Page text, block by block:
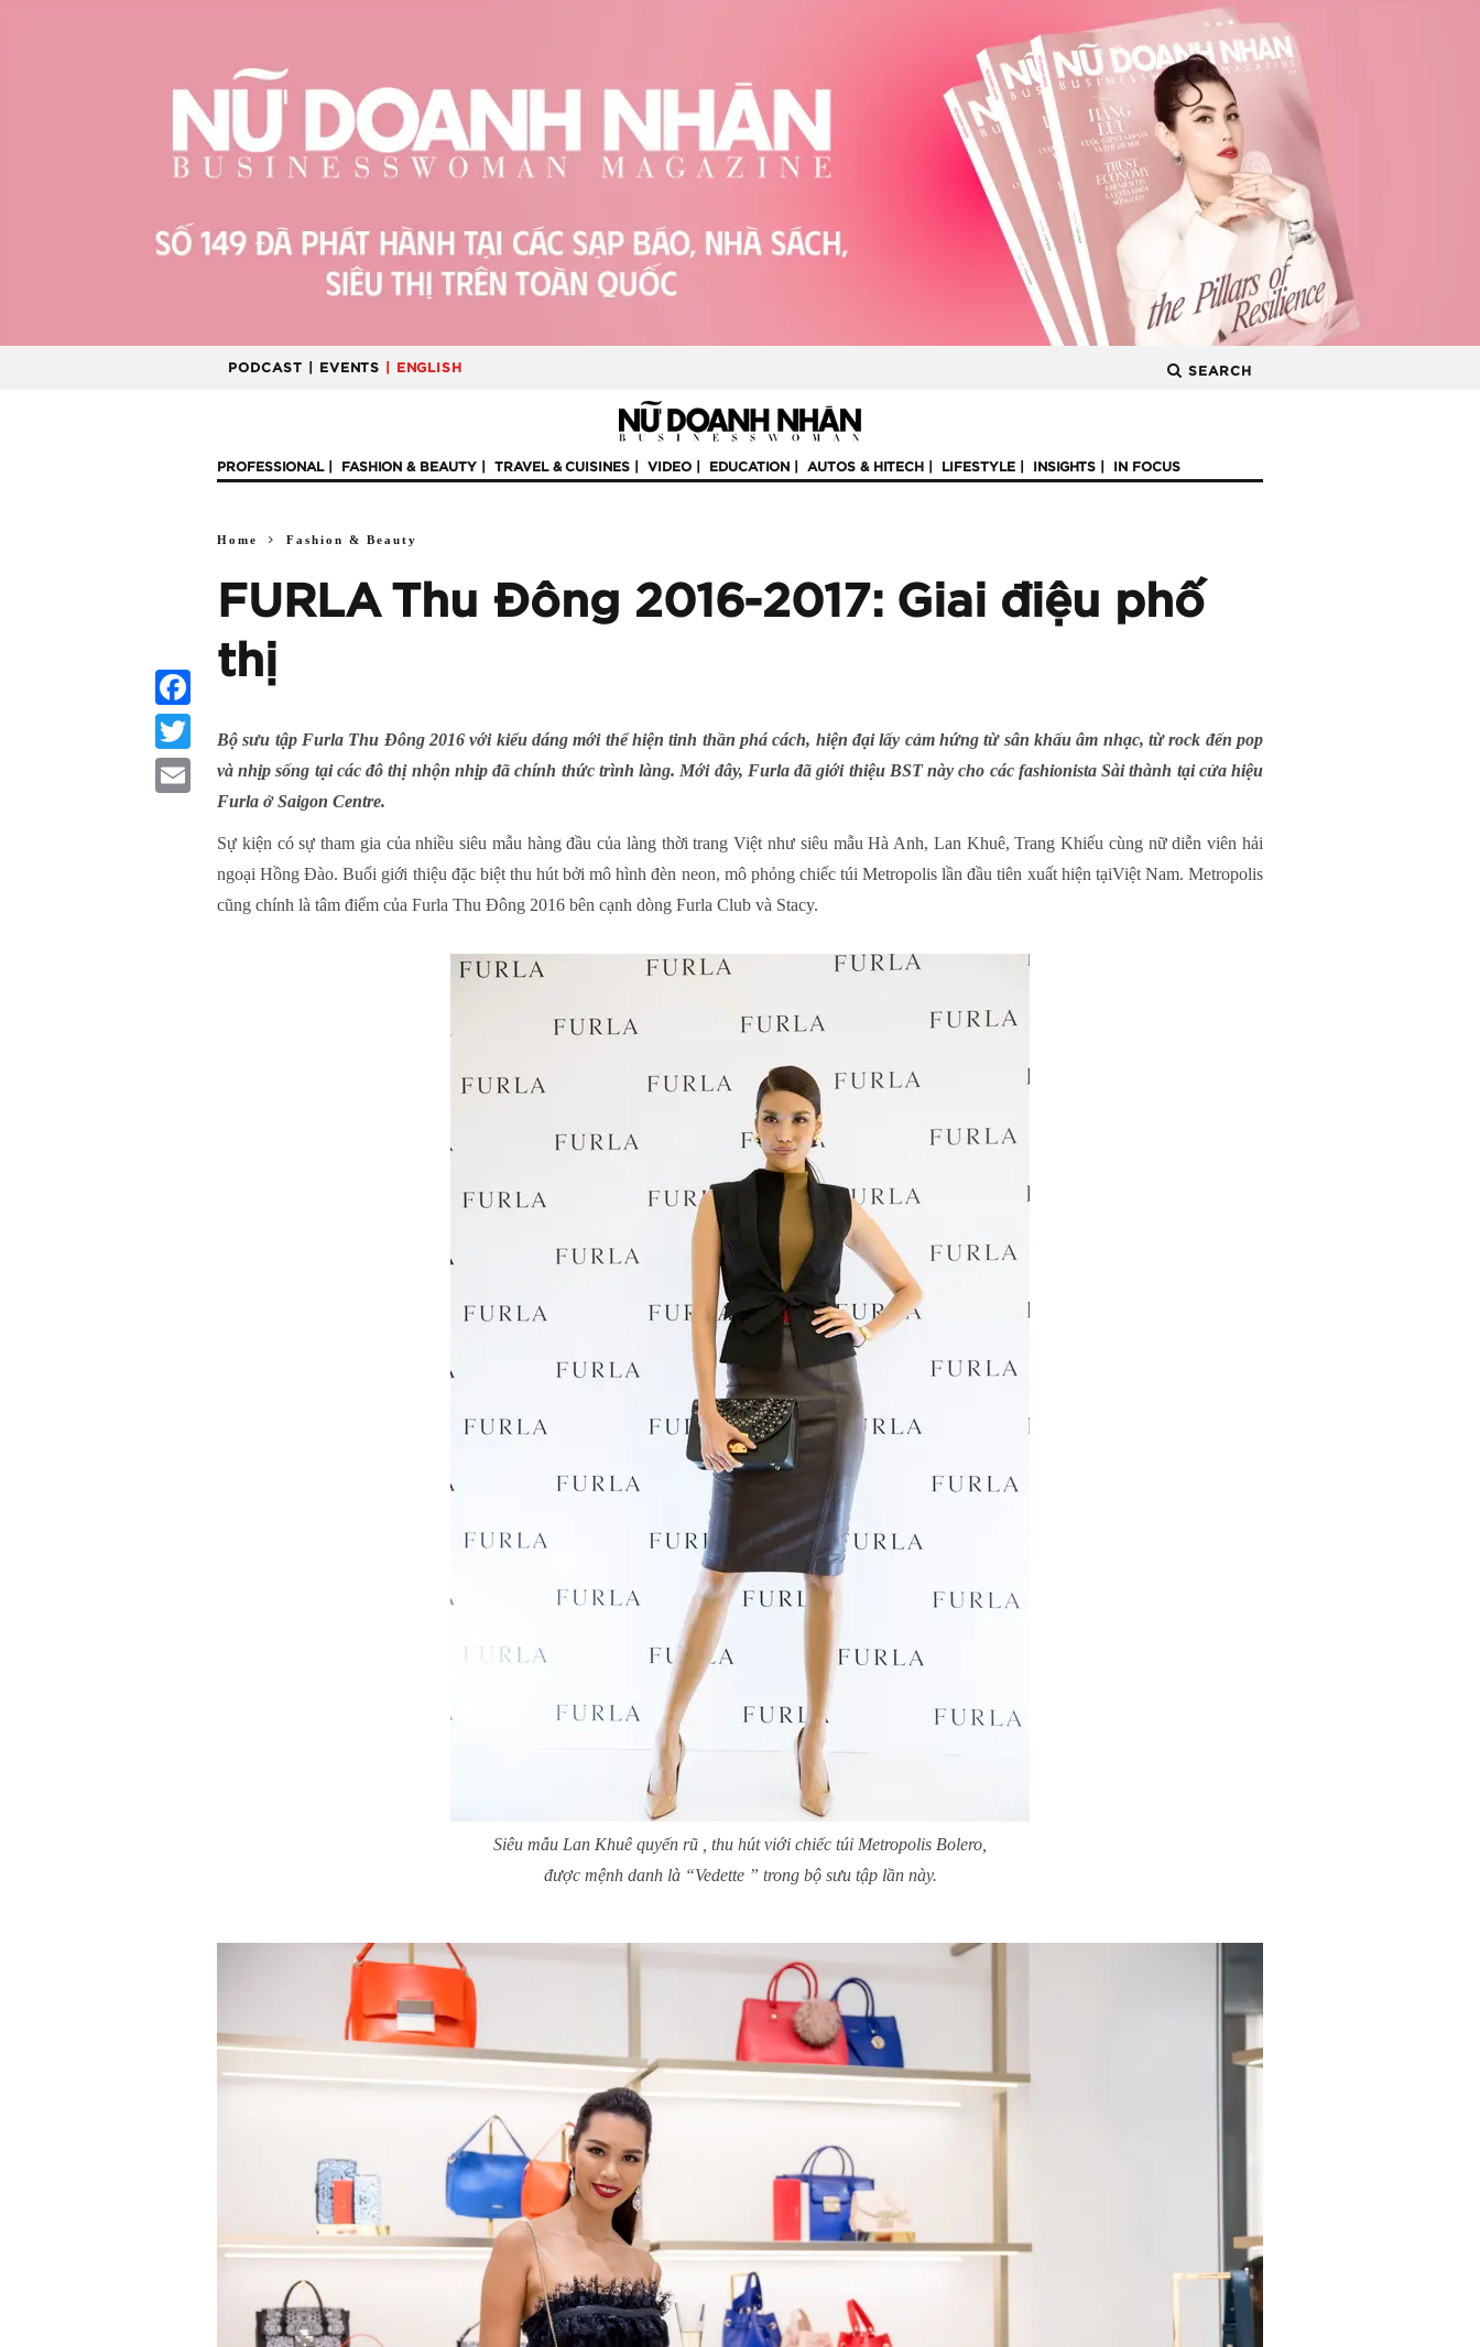
PODCAST | EVENTS | ENGLISH SEARCH
PROFESSIONAL FASHION & BEAUTY TRAVEL & CUISINES VIDEO EDUCATION AUTOS & HITECH LIFESTYLE INSIGHTS IN FOCUS
Home Fashion & Beauty
FURLA Thu Đông 2016-2017: Giai điệu phố
thị
Bộ sưu tập Furla Thu Đông 2016 với kiểu dáng mới thể hiện tinh thần phá cách, hiện đại lấy cảm hứng từ sân khấu âm nhạc, từ rock đến pop
và nhịp sống tại các đô thị nhộn nhịp đã chính thức trình làng. Mới đây, Furla đã giới thiệu BST này cho các fashionista Sài thành tại cửa hiệu
Furla ở Saigon Centre.
Sự kiện có sự tham gia của nhiều siêu mẫu hàng đầu của làng thời trang Việt như siêu mẫu Hà Anh, Lan Khuê, Trang Khiếu cùng nữ diễn viên hải
ngoại Hồng Đào. Buổi giới thiệu đặc biệt thu hút bởi mô hình đèn neon, mô phỏng chiếc túi Metropolis lần đầu tiên xuất hiện tạiViệt Nam. Metropolis
cũng chính là tâm điểm của Furla Thu Đông 2016 bên cạnh dòng Furla Club và Stacy.
Siêu mẫu Lan Khuê quyến rũ , thu hút viới chiếc túi Metropolis Bolero,
được mệnh danh là “Vedette ” trong bộ sưu tập lần này.
Facebook
Twitter